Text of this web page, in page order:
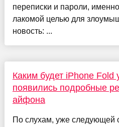
переписки и пароли,
лакомой целью для
новость: ...
Каким будет iPhone Fold
появились подробные
айфона
По слухам, уже следующей